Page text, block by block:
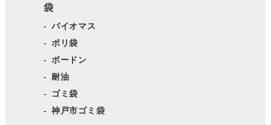
袋
バイオマス
ポリ袋
ボードン
耐油
ゴミ袋
神戸市ゴミ袋